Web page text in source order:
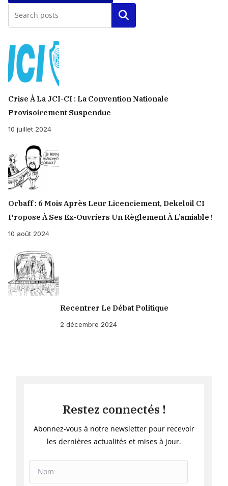
Rechercher
Crise À La JCI-CI : La Convention Nationale
Provisoirement Suspendue
10 juillet 2024
Orbaff : 6 Mois Après Leur Licenciement, Dekeloil CI
Propose À Ses Ex-Ouvriers Un Règlement À L’amiable !
10 août 2024
Recentrer Le Débat Politique
2 décembre 2024
Restez connectés !
Abonnez-vous à notre newsletter pour recevoir
les dernières actualités et mises à jour.